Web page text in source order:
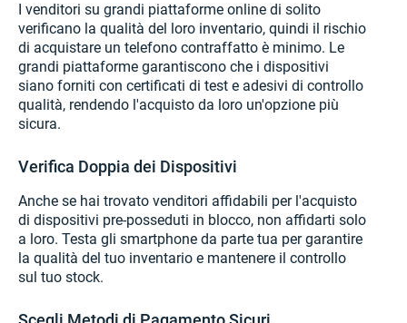
I venditori su grandi piattaforme online di solito
verificano la qualità del loro inventario, quindi il rischio
di acquistare un telefono contraffatto è minimo. Le
grandi piattaforme garantiscono che i dispositivi
siano forniti con certificati di test e adesivi di controllo
qualità, rendendo l'acquisto da loro un'opzione più
sicura.
Verifica Doppia dei Dispositivi
Anche se hai trovato venditori affidabili per l'acquisto
di dispositivi pre-posseduti in blocco, non affidarti solo
a loro. Testa gli smartphone da parte tua per garantire
la qualità del tuo inventario e mantenere il controllo
sul tuo stock.